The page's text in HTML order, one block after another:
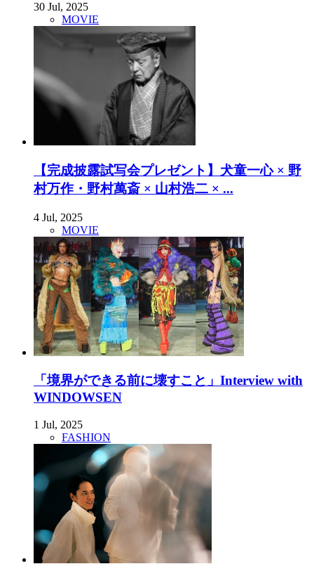
30 Jul, 2025
MOVIE
【完成披露試写会プレゼント】犬童一心 × 野
村万作・野村萬斎 × 山村浩二 × ...
4 Jul, 2025
MOVIE
「境界ができる前に壊すこと」Interview with
WINDOWSEN
1 Jul, 2025
FASHION